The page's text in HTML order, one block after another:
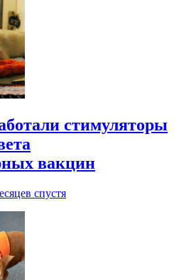
стимуляторы
вакцин
спустя